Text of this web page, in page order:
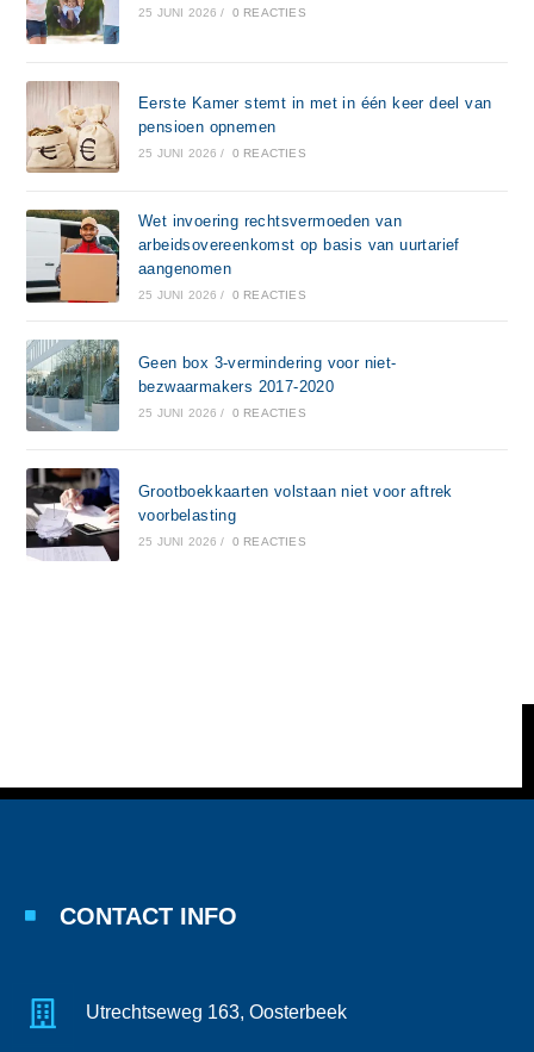
25 JUNI 2026 / 0 REACTIES
Eerste Kamer stemt in met in één keer deel van
pensioen opnemen
25 JUNI 2026 / 0 REACTIES
Wet invoering rechtsvermoeden van
arbeidsovereenkomst op basis van uurtarief
aangenomen
25 JUNI 2026 / 0 REACTIES
Geen box 3-vermindering voor niet-
bezwaarmakers 2017-2020
25 JUNI 2026 / 0 REACTIES
Grootboekkaarten volstaan niet voor aftrek
voorbelasting
25 JUNI 2026 / 0 REACTIES
CONTACT INFO
Utrechtseweg 163, Oosterbeek